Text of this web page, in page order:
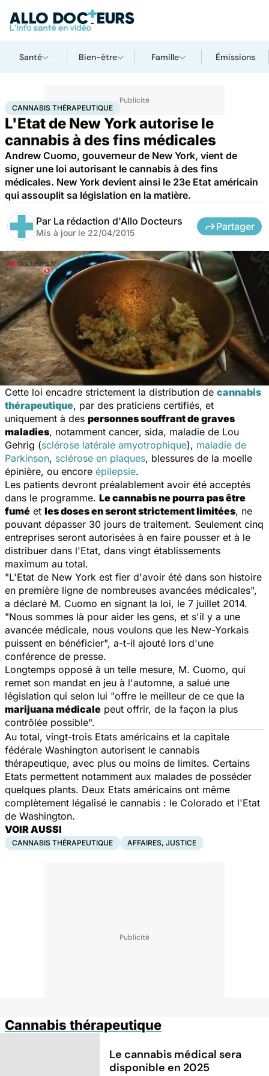
Santé Bien-être Famille Émissions
AccueilSantéSociétéJusticeCannabis thérapeutique
CANNABIS THÉRAPEUTIQUE
L'Etat de New York autorise le
cannabis à des fins médicales
Andrew Cuomo, gouverneur de New York, vient de
signer une loi autorisant le cannabis à des fins
médicales. New York devient ainsi le 23e Etat américain
qui assouplit sa législation en la matière.
Par La rédaction d'Allo Docteurs
Mis à jour le 22/04/2015
Partager
Cette loi encadre strictement la distribution de cannabis
thérapeutique, par des praticiens certifiés, et
uniquement à des personnes souffrant de graves
maladies, notamment cancer, sida, maladie de Lou
Gehrig (sclérose latérale amyotrophique), maladie de
Parkinson, sclérose en plaques, blessures de la moelle
épinière, ou encore épilepsie.
Les patients devront préalablement avoir été acceptés
dans le programme. Le cannabis ne pourra pas être
fumé et les doses en seront strictement limitées, ne
pouvant dépasser 30 jours de traitement. Seulement cinq
entreprises seront autorisées à en faire pousser et à le
distribuer dans l'Etat, dans vingt établissements
maximum au total.
"L'Etat de New York est fier d'avoir été dans son histoire
en première ligne de nombreuses avancées médicales",
a déclaré M. Cuomo en signant la loi, le 7 juillet 2014.
"Nous sommes là pour aider les gens, et s'il y a une
avancée médicale, nous voulons que les New-Yorkais
puissent en bénéficier", a-t-il ajouté lors d'une
conférence de presse.
Longtemps opposé à un telle mesure, M. Cuomo, qui
remet son mandat en jeu à l'automne, a salué une
législation qui selon lui "offre le meilleur de ce que la
marijuana médicale peut offrir, de la façon la plus
contrôlée possible".
Au total, vingt-trois Etats américains et la capitale
fédérale Washington autorisent le cannabis
thérapeutique, avec plus ou moins de limites. Certains
Etats permettent notamment aux malades de posséder
quelques plants. Deux Etats américains ont même
complètement légalisé le cannabis : le Colorado et l'Etat
de Washington.
VOIR AUSSI
CANNABIS THÉRAPEUTIQUE AFFAIRES, JUSTICE
Cannabis thérapeutique
Le cannabis médical sera
disponible en 2025